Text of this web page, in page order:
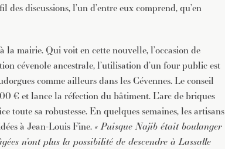
discussions, l’un d’entre eux comprend, qu’en
mairie. Qui voit en cette nouvelle, l’occasion de
cévenole ancestrale, l’utilisation d’un four public est
comme ailleurs dans les Cévennes. Le conseil
€ et lance la réfection du bâtiment. L’arc de briques
toute sa robustesse. En quelques semaines, les artisans
à Jean-Louis Fine. « Puisque Najib était boulanger
n’ont plus la possibilité de descendre à Lassalle